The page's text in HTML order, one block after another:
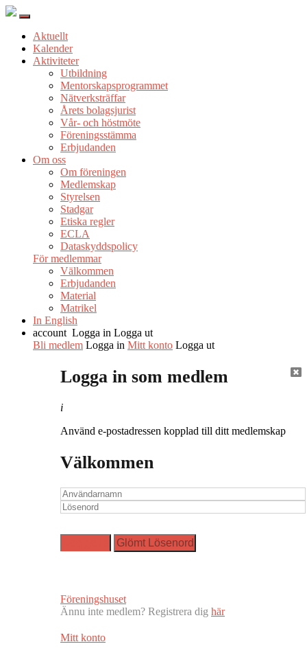
Aktuellt
Kalender
Aktiviteter
Utbildning
Mentorskapsprogrammet
Nätverksträffar
Årets bolagsjurist
Vår- och höstmöte
Föreningsstämma
Erbjudanden
Om oss
Om föreningen
Medlemskap
Styrelsen
Stadgar
Etiska regler
ECLA
Dataskyddspolicy
För medlemmar
Välkommen
Erbjudanden
Material
Matrikel
In English
account Logga in Logga ut
Bli medlem Logga in Mitt konto Logga ut
Logga in som medlem
i
Använd e-postadressen kopplad till ditt medlemskap
Välkommen
Föreningshuset
Ännu inte medlem? Registrera dig här
Mitt konto